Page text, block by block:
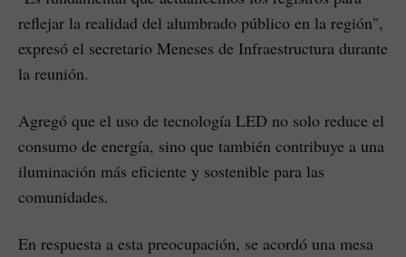
reflejar la realidad del alumbrado público en la región",
expresó el secretario Meneses de Infraestructura durante
la reunión.
Agregó que el uso de tecnología LED no solo reduce el
consumo de energía, sino que también contribuye a una
iluminación más eficiente y sostenible para las
comunidades.
En respuesta a esta preocupación, se acordó una mesa